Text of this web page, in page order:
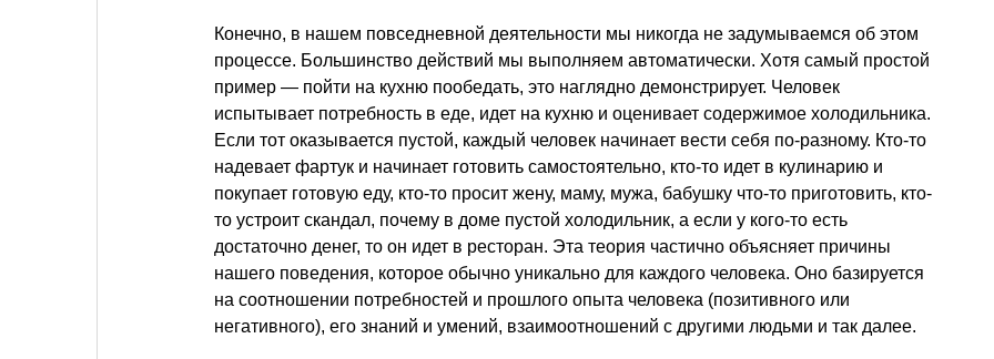
Конечно, в нашем повседневной деятельности мы никогда не задумываемся об этом
процессе. Большинство действий мы выполняем автоматически. Хотя самый простой
пример — пойти на кухню пообедать, это наглядно демонстрирует. Человек
испытывает потребность в еде, идет на кухню и оценивает содержимое холодильника.
Если тот оказывается пустой, каждый человек начинает вести себя по-разному. Кто-то
надевает фартук и начинает готовить самостоятельно, кто-то идет в кулинарию и
покупает готовую еду, кто-то просит жену, маму, мужа, бабушку что-то приготовить, кто-
то устроит скандал, почему в доме пустой холодильник, а если у кого-то есть
достаточно денег, то он идет в ресторан. Эта теория частично объясняет причины
нашего поведения, которое обычно уникально для каждого человека. Оно базируется
на соотношении потребностей и прошлого опыта человека (позитивного или
негативного), его знаний и умений, взаимоотношений с другими людьми и так далее.